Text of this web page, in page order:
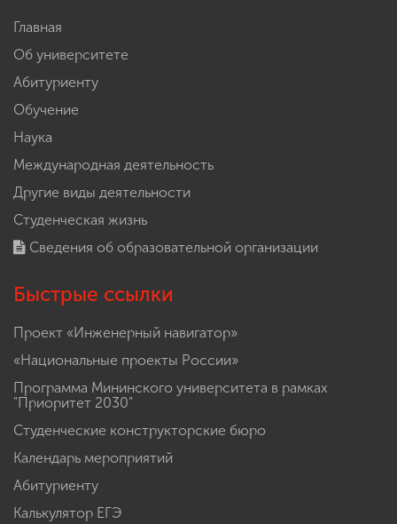
Главная
Об университете
Абитуриенту
Обучение
Наука
Международная деятельность
Другие виды деятельности
Студенческая жизнь
Сведения об образовательной организации
Быстрые ссылки
Проект «Инженерный навигатор»
«Национальные проекты России»
Программа Мининского университета в рамках
"Приоритет 2030"
Студенческие конструкторские бюро
Календарь мероприятий
Абитуриенту
Калькулятор ЕГЭ